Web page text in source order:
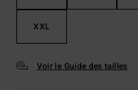
XXL
Voir le Guide des tailles